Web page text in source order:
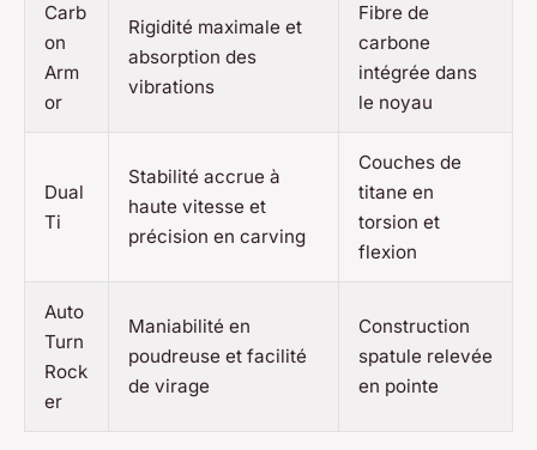
Carb
on
Arm
or
Rigidité maximale et
absorption des
vibrations
Fibre de
carbone
intégrée dans
le noyau
Dual
Ti
Stabilité accrue à
haute vitesse et
précision en carving
Couches de
titane en
torsion et
flexion
Auto
Turn
Rock
er
Maniabilité en
poudreuse et facilité
de virage
Construction
spatule relevée
en pointe